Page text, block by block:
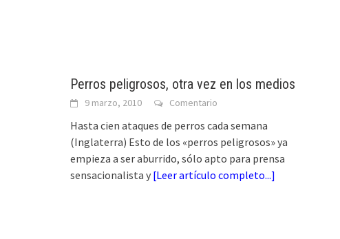
Perros peligrosos, otra vez en los medios
9 marzo, 2010 Comentario
Hasta cien ataques de perros cada semana
(Inglaterra) Esto de los «perros peligrosos» ya
empieza a ser aburrido, sólo apto para prensa
sensacionalista y [Leer artículo completo...]